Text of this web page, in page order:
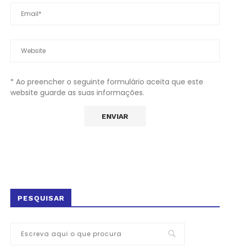
* Ao preencher o seguinte formulário aceita que este
website guarde as suas informações.
PESQUISAR